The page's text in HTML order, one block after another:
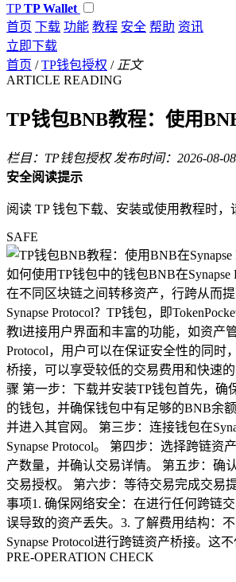
TP TP Wallet
首页 下载 功能 教程 安全 帮助 资讯
立即下载
首页 / TP钱包授权 / 正文
ARTICLE READING
TP钱包BNB教程：使用
栏目：TP钱包授权 发布时间：2026-08-
安全阅读提示
阅读 TP 钱包下载、安装或使用教程时
SAFE
如何使用TP钱包中的钱包BNB在
在不同区块链之间转移资产，行跨从而
Synapse Protocol？TP钱包，即
教l进接用户界面和丰富的功能，如资产
Protocol，用户可以在保证安全性的同
桥接，可以享受较低的交易费用和快速
骤 第一步：下载并安装TP钱包首先，确
的钱包，并确保钱包中有足够的BNB余
并进入其官网。 第三步：连接钱包在
Synapse Protocol。 第四步：选择跨链
产数量，并确认交易详情。 第五步：确
交易授权。 第六步：等待交易完成交易
事项1. 确保网络安全：在进行任何跨链
误导致的资产丢失。3. 了解费用结构：
Synapse Protocol进行跨链资产桥接。
PRE-OPERATION CHECK